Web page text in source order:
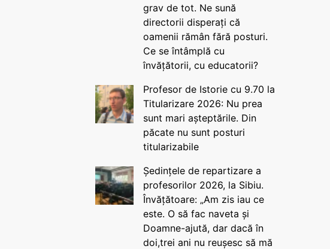
grav de tot. Ne sună
directorii disperați că
oamenii rămân fără posturi.
Ce se întâmplă cu
învățătorii, cu educatorii?
Profesor de Istorie cu 9.70 la
Titularizare 2026: Nu prea
sunt mari așteptările. Din
păcate nu sunt posturi
titularizabile
Ședințele de repartizare a
profesorilor 2026, la Sibiu.
Învățătoare: „Am zis iau ce
este. O să fac naveta și
Doamne-ajută, dar dacă în
doi,trei ani nu reușesc să mă